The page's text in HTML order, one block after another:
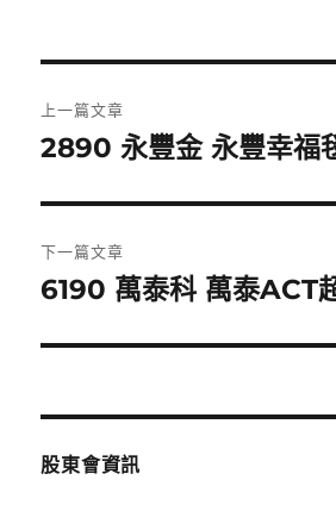
章
覽
上一篇文章
上
篇
文
章:
2890 永豐金 永豐幸福
下一篇文章
下
篇
章:
6190 萬泰科 萬泰ACT
股東會資訊